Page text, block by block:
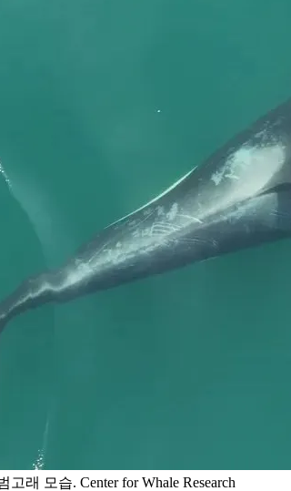
래 모습. Center for Whale Research